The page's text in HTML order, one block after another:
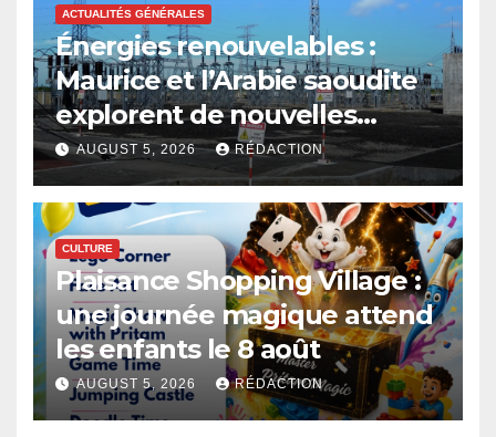
ACTUALITÉS GÉNÉRALES
Énergies renouvelables :
Maurice et l’Arabie saoudite
explorent de nouvelles
avenues
AUGUST 5, 2026 RÉDACTION
CULTURE
Plaisance Shopping Village :
une journée magique attend
les enfants le 8 août
AUGUST 5, 2026 RÉDACTION